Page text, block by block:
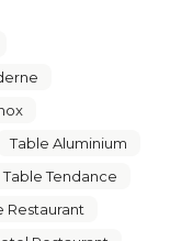
Table Aluminium
Table Tendance
Restaurant